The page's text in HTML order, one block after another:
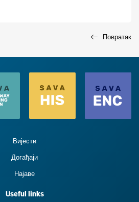
Повратак
Вијести
Догађаји
Најаве
Useful links